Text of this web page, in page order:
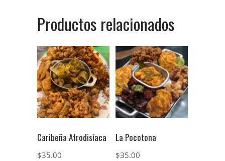
Productos relacionados
Caribeña Afrodisíaca
$35.00
La Pocotona
$35.00